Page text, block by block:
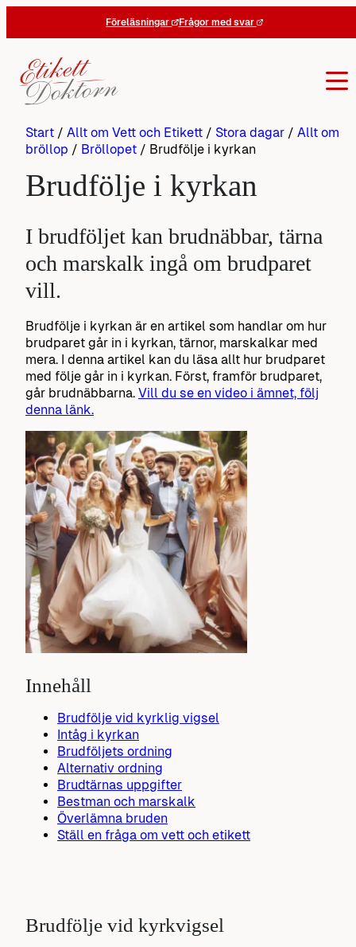
Föreläsningar Frågor med svar
Start / Allt om Vett och Etikett / Stora dagar / Allt om
bröllop / Bröllopet / Brudfölje i kyrkan
Brudfölje i kyrkan
I brudföljet kan brudnäbbar, tärna
och marskalk ingå om brudparet
vill.
Brudfölje i kyrkan är en artikel som handlar om hur
brudparet går in i kyrkan, tärnor, marskalkar med
mera. I denna artikel kan du läsa allt hur brudparet
med följe går in i kyrkan. Först, framför brudparet,
går brudnäbbarna. Vill du se en video i ämnet, följ
denna länk.
Innehåll
Brudfölje vid kyrklig vigsel
Intåg i kyrkan
Brudföljets ordning
Alternativ ordning
Brudtärnas uppgifter
Bestman och marskalk
Överlämna bruden
Ställ en fråga om vett och etikett
Brudfölje vid kyrkvigsel